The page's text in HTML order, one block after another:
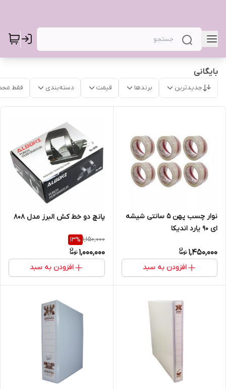
بایگانی
جدیدترین برندها قیمت دسته‌بندی فقط
نوار چسب پهن ۵ سانتی شیشه
ای 90 یارد اندیکا
1,450,000
افزودن به سبد
پانچ دو خط کش البرز مدل ۸۰۸
1,150,000
13%
1,000,000
افزودن به سبد